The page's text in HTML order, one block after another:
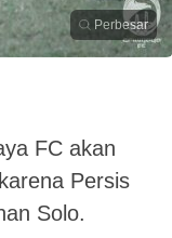
Perbesar
FC akan
Persis
Solo.